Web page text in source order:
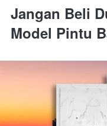
Jangan Beli
Model Pintu